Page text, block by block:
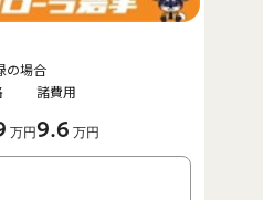
万円
諸費用
9.6 万円
の場合